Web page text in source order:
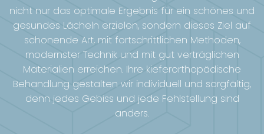
nicht nur das optimale Ergebnis für ein schönes und
gesundes Lächeln erzielen, sondern dieses Ziel auf
schonende Art, mit fortschrittlichen Methoden,
modernster Technik und mit gut verträglichen
Materialien erreichen. Ihre kieferorthopädische
Behandlung gestalten wir individuell und sorgfältig,
denn jedes Gebiss und jede Fehlstellung sind
anders.